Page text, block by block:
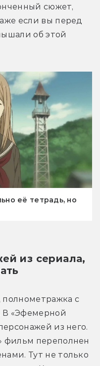
сюжет,
если вы перед
об этой
её тетрадь, но
из сериала,
полнометражка с
В «Эфемерной
из него.
фильм переполнен
Тут не только